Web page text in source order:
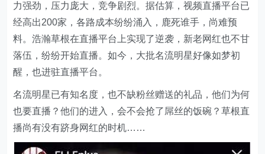
力强劲，压力庞大，竞争剧烈。据估算，视频直播平台已
经高出200家，各路成本纷纷涌入，鹿死谁手，尚难预
料。浩瀚草根在直播平台上实现了逆袭，新老网红也不甘
落伍，纷纷开始直播。如今，大批名流明星好像如梦初
醒，也进驻直播平台。
名流明星已有知名度，也不缺粉丝赠送的礼品，他们为何
也要直播？他们的进入，会不会抢了屌丝的饭碗？草根直
播尚有没有跻身网红的时机……